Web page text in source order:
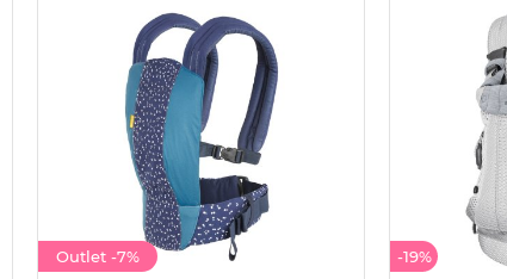
Outlet -7% -19%